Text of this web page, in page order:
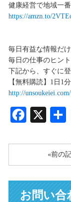
健康経営で地域一
https://amzn.to/
毎日有益な情報だ
毎日の仕事のヒン
下記から、すぐに
【無料購読】1日1
http://
X
«前の
お問い合